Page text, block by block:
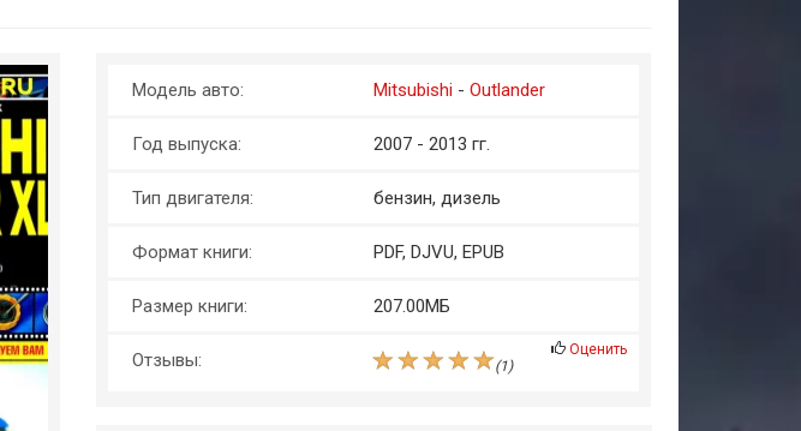
Модель авто: Mitsubishi -Outlander
Год выпуска: 2007 - 2013 гг.
Тип двигателя: бензин, дизель
Формат книги: PDF, DJVU, EPUB
Размер книги: 207.00МБ
Отзывы: (1)
Оценить